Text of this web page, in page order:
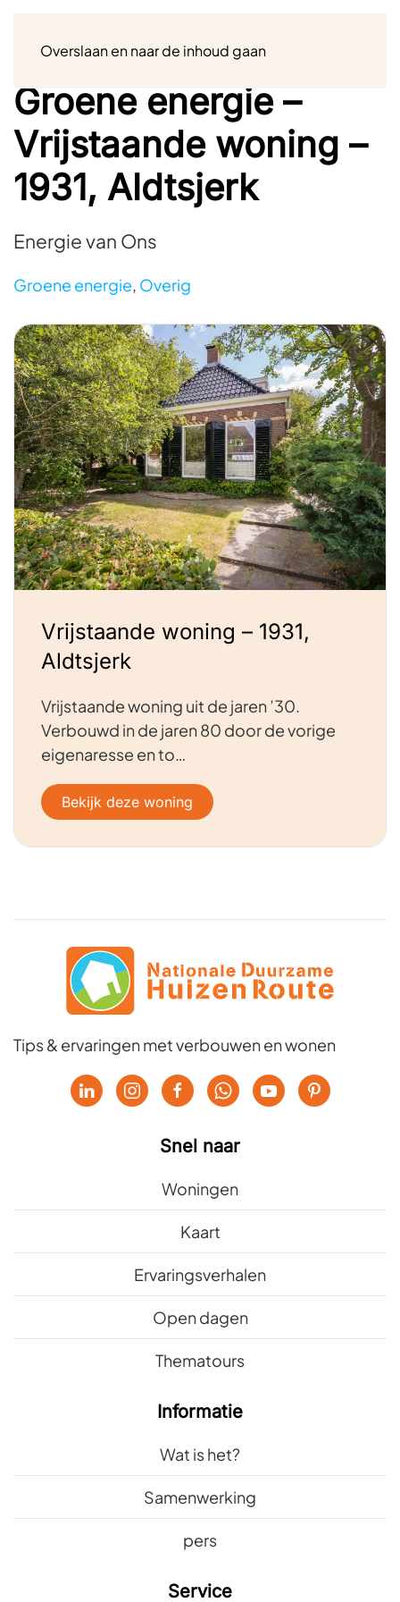
Overslaan en naar de inhoud gaan
Groene energie –
Vrijstaande woning –
1931, Aldtsjerk
Energie van Ons
Groene energie, Overig
Vrijstaande woning – 1931,
Aldtsjerk
Vrijstaande woning uit de jaren ’30.
Verbouwd in de jaren 80 door de vorige
eigenaresse en to…
Bekijk deze woning
Tips & ervaringen met verbouwen en wonen
Snel naar
Woningen
Kaart
Ervaringsverhalen
Open dagen
Thematours
Informatie
Wat is het?
Samenwerking
pers
Service